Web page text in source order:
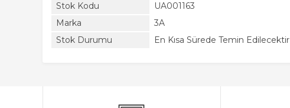
Stok Kodu
UA001163
Marka
3A
Stok Durumu
En Kısa Sürede Temin Edilecektir